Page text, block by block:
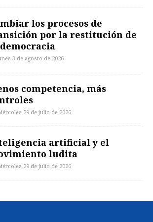
los procesos de
por la restitución de
3 de agosto de 2026
competencia, más
29 de julio de 2026
artificial y el
ludita
29 de julio de 2026